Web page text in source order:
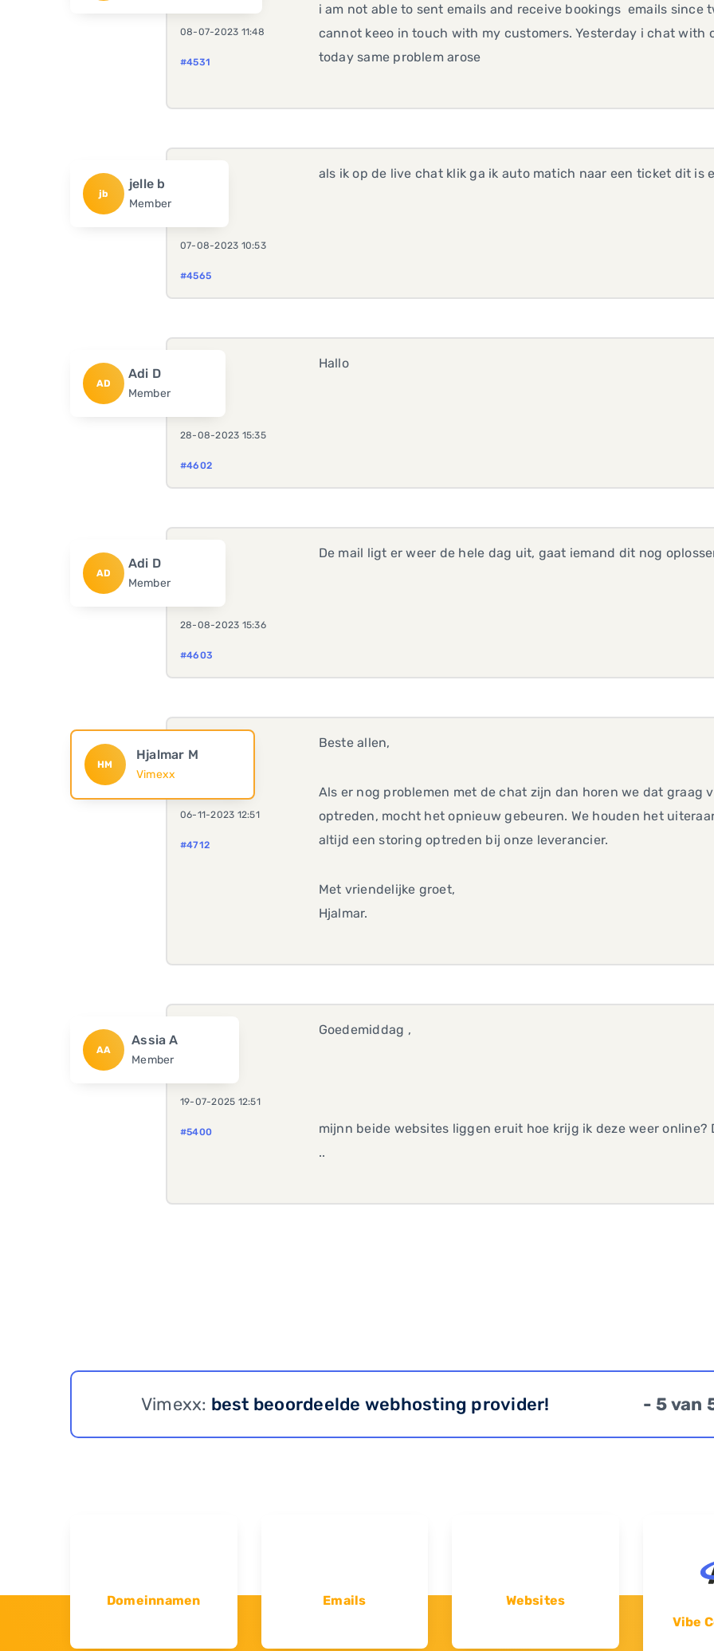
08-07-2023 11:48
#4531
i am not able to sent emails and receive bookings emails since
cannot keeo in touch with my customers. Yesterday i chat
today same problem arose
jb
jelle b
Member
07-08-2023 10:53
#4565
als ik op de live chat klik ga ik auto matich naar een ticket dit is
AD
Adi D
Member
28-08-2023 15:35
#4602
Hallo
AD
Adi D
Member
28-08-2023 15:36
#4603
De mail ligt er weer de hele dag uit, gaat iemand dit nog
HM
Hjalmar M
Vimexx
06-11-2023 12:51
#4712
Beste allen,
Als er nog problemen met de chat zijn dan horen we dat graag
optreden, mocht het opnieuw gebeuren. We houden het
altijd een storing optreden bij onze leverancier.
Met vriendelijke groet,
Hjalmar.
AA
Assia A
Member
19-07-2025 12:51
#5400
Goedemiddag ,
mijnn beide websites liggen eruit hoe krijg ik deze weer online?
..
Vimexx: best beoordeelde webhosting provider! - 5 van
Domeinnamen Emails
Websites
Vibe